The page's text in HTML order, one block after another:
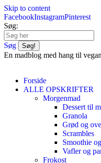
Skip to content
FacebookInstagramPinterest
Søg:
Søg
En madblog med hang til
Forside
ALLE OPSKRIFTER
Morgenmad
Dessert til
Granola
Grød og
Scrambles
Smoothie
Vafler og
Frokost